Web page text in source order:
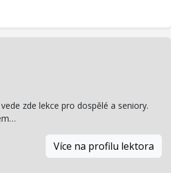
zde lekce pro dospělé a seniory.
Více na profilu lektora